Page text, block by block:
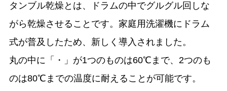
タンブル乾燥とは、ドラムの中でグルグル回しな
がら乾燥させることです。家庭用洗濯機にドラム
式が普及したため、新しく導入されました。
丸の中に「・」が1つのものは60℃まで、2つのも
のは80℃までの温度に耐えることが可能です。